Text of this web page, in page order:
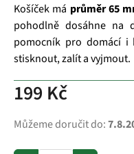
199 Kč
Můžeme doručit do:
Košíček má průměr 65
pohodlně dosáhne na
pomocník pro domácí i
stisknout, zalít a vyjmout.